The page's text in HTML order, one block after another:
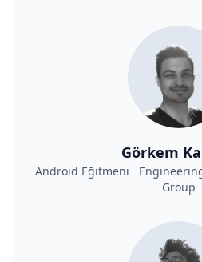
Görkem
Android Eğitmeni
Group